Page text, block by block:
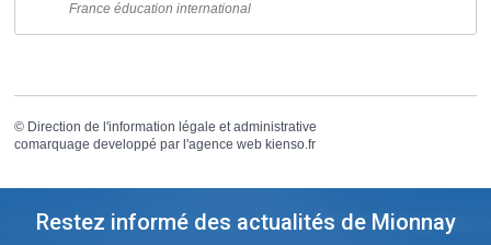
France éducation international
© Direction de l'information légale et administrative
comarquage developpé par l'agence web kienso.fr
Restez informé des actualités de Mionnay